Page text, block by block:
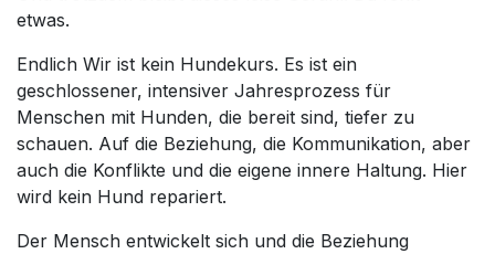
etwas.
Endlich Wir ist kein Hundekurs. Es ist ein
geschlossener, intensiver Jahresprozess für
Menschen mit Hunden, die bereit sind, tiefer zu
schauen. Auf die Beziehung, die Kommunikation, aber
auch die Konflikte und die eigene innere Haltung. Hier
wird kein Hund repariert.
Der Mensch entwickelt sich und die Beziehung